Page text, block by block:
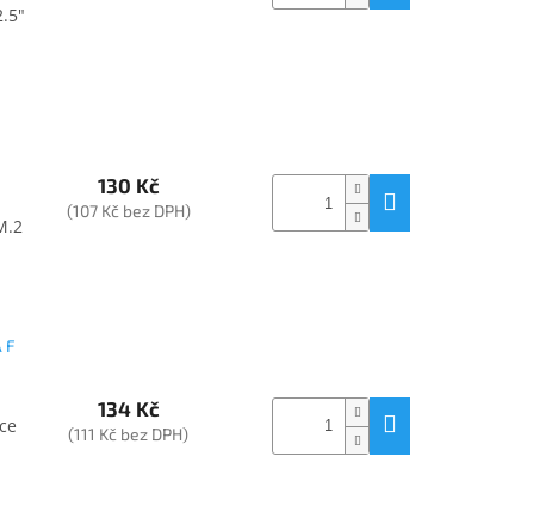
130 Kč
(107 Kč bez DPH)
F
134 Kč
(111 Kč bez DPH)